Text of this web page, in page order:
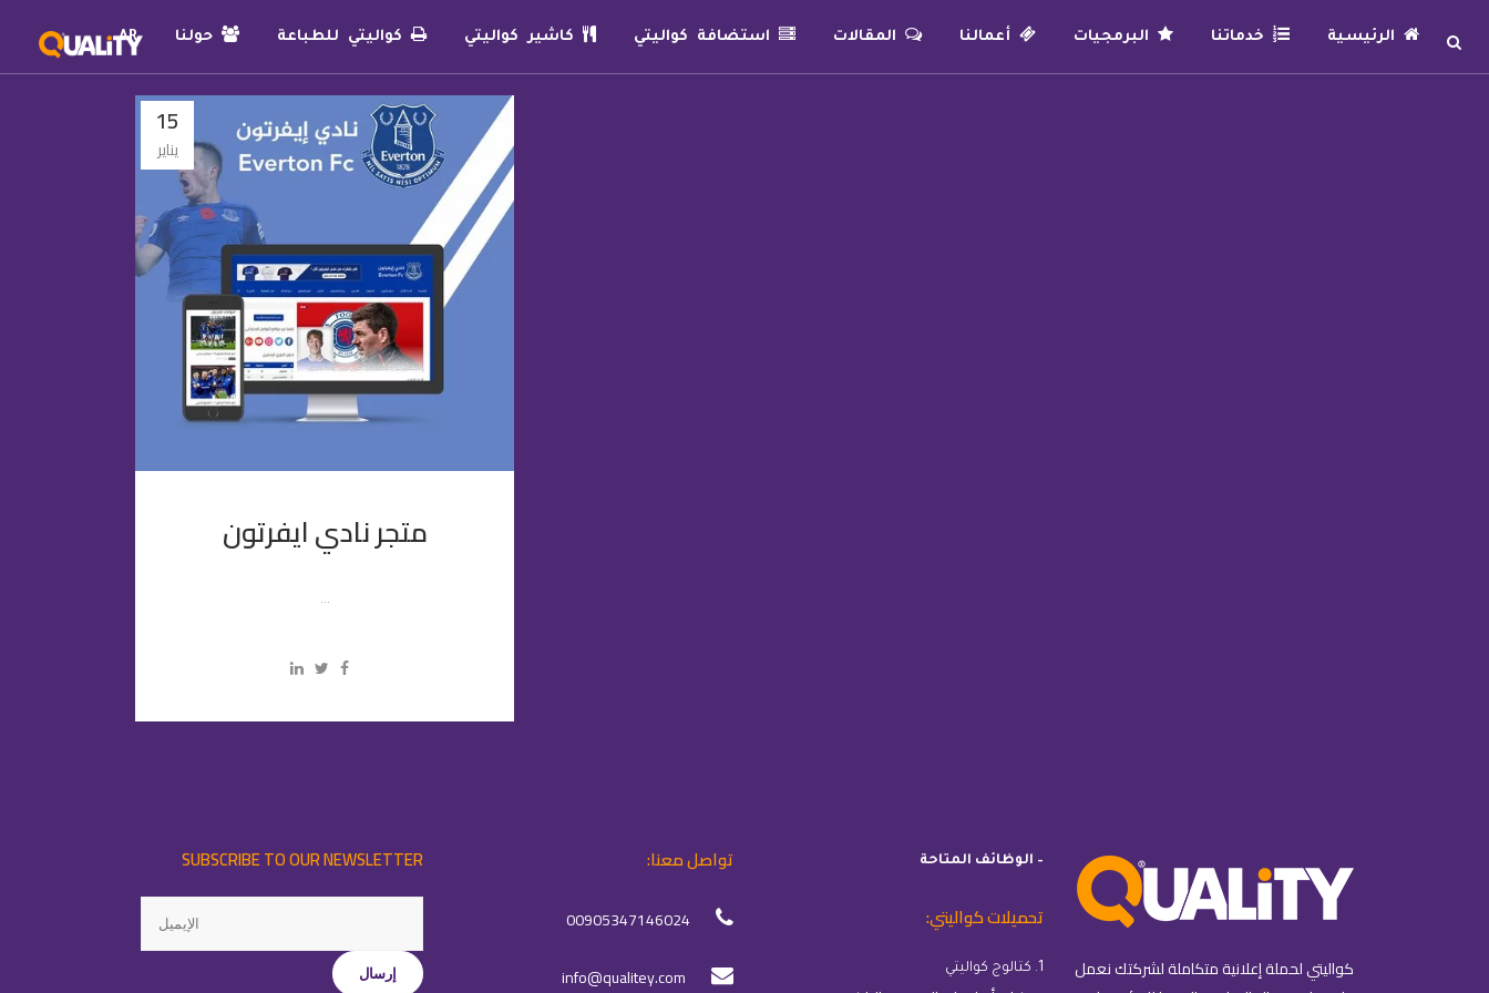
الرئيسية خدماتنا البرمجيات أعمالنا المقالات استضافة كواليتي كاشير كواليتي كواليتي للطباعة حولنا AR
15
يناير
متجر نادي ايفرتون
...
كواليتي لحملة إعلانية متكاملة لشركتك نعمل
– الوظائف المتاحة
تحميلات كواليتي:
1. كتالوج كواليتي
تواصل معنا:
00905347146024
info@qualitey.com
SUBSCRIBE TO OUR NEWSLETTER